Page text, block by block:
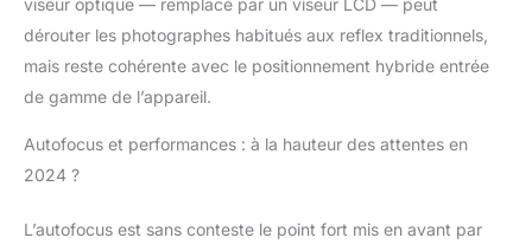
d'apprentissage en
profondeur détecte les
personnes, les
concentrer rapidement
viseur optique — remplacé par un viseur LCD — peut
dérouter les photographes habitués aux reflex traditionnels,
mais reste cohérente avec le positionnement hybride entrée
de gamme de l’appareil.
Autofocus et performances : à la hauteur des attentes en
2024 ?
L’autofocus est sans conteste le point fort mis en avant par